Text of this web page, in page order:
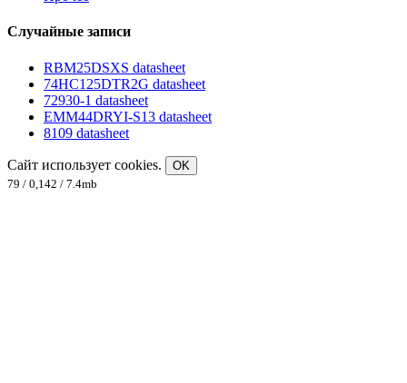
Случайные записи
RBM25DSXS datasheet
74HC125DTR2G datasheet
72930-1 datasheet
EMM44DRYI-S13 datasheet
8109 datasheet
Сайт использует cookies.
OK
79 / 0,142 / 7.4mb